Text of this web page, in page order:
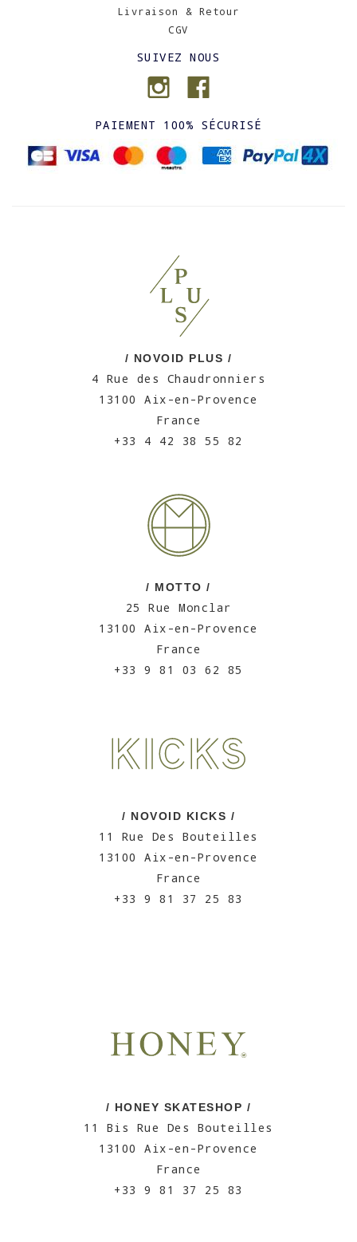
Livraison & Retour
CGV
SUIVEZ NOUS
PAIEMENT 100% SÉCURISÉ
/ NOVOID PLUS /
4 Rue des Chaudronniers
13100 Aix-en-Provence
France
+33 4 42 38 55 82
/ MOTTO /
25 Rue Monclar
13100 Aix-en-Provence
France
+33 9 81 03 62 85
/ NOVOID KICKS /
11 Rue Des Bouteilles
13100 Aix-en-Provence
France
+33 9 81 37 25 83
/ HONEY SKATESHOP /
11 Bis Rue Des Bouteilles
13100 Aix-en-Provence
France
+33 9 81 37 25 83